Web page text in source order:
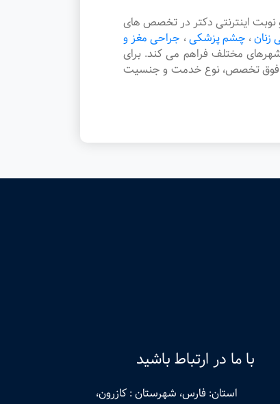
اینترنتی دکتر در تخصص های
زنان، چشم پزشکی، جراحی مغز و
مختلف فراهم می کند. برای
یا فوق تخصص، نوع خدمت و جنسیت
با ما در ارتباط باشید
استان: فارس، شهرستان : کازرون،